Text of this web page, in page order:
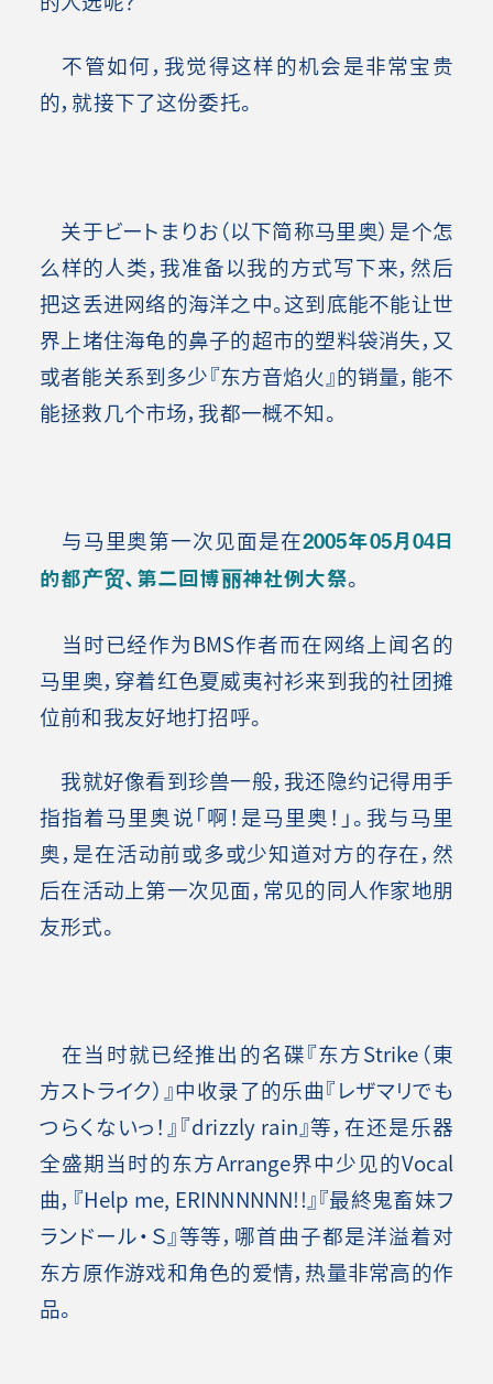
不管如何，我觉得这样的机会是非常宝贵
的，就接下了这份委托。
关于ビートまりお（以下简称马里奥）是个怎
么样的人类，我准备以我的方式写下来，然后
把这丢进网络的海洋之中。这到底能不能让世
界上堵住海龟的鼻子的超市的塑料袋消失，又
或者能关系到多少『东方音焰火』的销量，能不
能拯救几个市场，我都一概不知。
与马里奥第一次见面是在2005年05月04日
的都产贸、第二回博丽神社例大祭。
当时已经作为BMS作者而在网络上闻名的
马里奥，穿着红色夏威夷衬衫来到我的社团摊
位前和我友好地打招呼。
我就好像看到珍兽一般，我还隐约记得用手
指指着马里奥说「啊！是马里奥！」。我与马里
奥，是在活动前或多或少知道对方的存在，然
后在活动上第一次见面，常见的同人作家地朋
友形式。
在当时就已经推出的名碟『东方Strike（東
方ストライク）』中收录了的乐曲『レザマリでも
つらくないっ！』『drizzly rain』等，在还是乐器
全盛期当时的东方Arrange界中少见的Vocal
曲，『Help me, ERINNNNNN!!』『最終鬼畜妹フ
ランドール・Ｓ』等等，哪首曲子都是洋溢着对
东方原作游戏和角色的爱情，热量非常高的作
品。